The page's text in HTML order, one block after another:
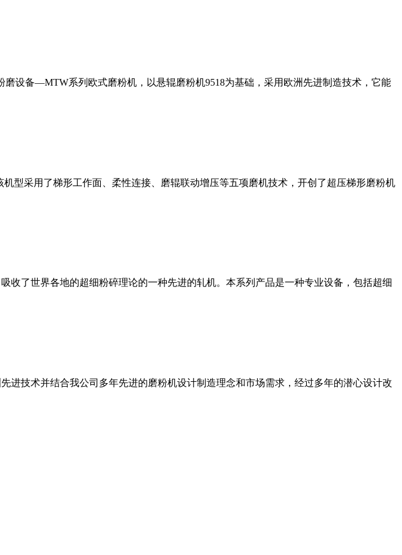
设备—MTW系列欧式磨粉机，以悬辊磨粉机9518为基础，采用欧洲先进制造技术，它能
型采用了梯形工作面、柔性连接、磨辊联动增压等五项磨机技术，开创了超压梯形磨粉机
了世界各地的超细粉碎理论的一种先进的轧机。本系列产品是一种专业设备，包括超细
技术并结合我公司多年先进的磨粉机设计制造理念和市场需求，经过多年的潜心设计改